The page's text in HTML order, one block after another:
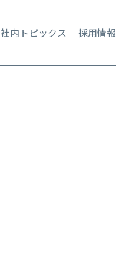
社内トピックス 採用情報